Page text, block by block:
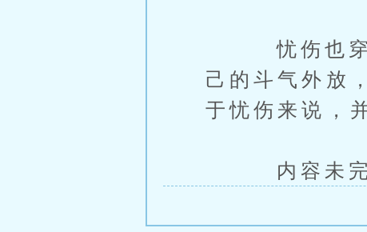
忧伤也穿上
己的斗气外放
于忧伤来说，
内容未完，